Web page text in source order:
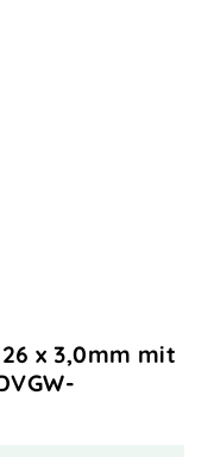
x 3,0mm mit